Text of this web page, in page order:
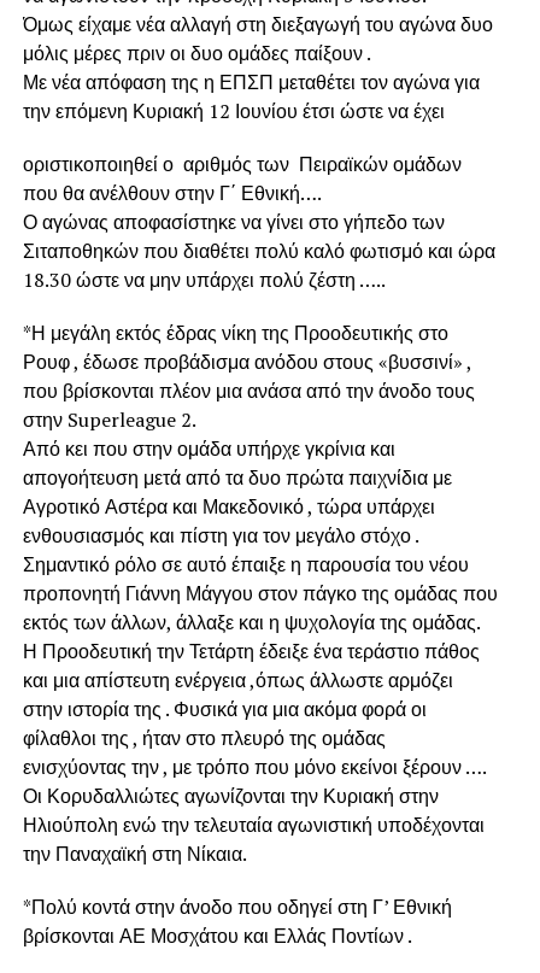
Όμως είχαμε νέα αλλαγή στη διεξαγωγή του αγώνα δυο
μόλις μέρες πριν οι δυο ομάδες παίξουν .
Με νέα απόφαση της η ΕΠΣΠ μεταθέτει τον αγώνα για
την επόμενη Κυριακή 12 Ιουνίου έτσι ώστε να έχει
οριστικοποιηθεί ο αριθμός των Πειραϊκών ομάδων
που θα ανέλθουν στην Γ΄ Εθνική….
Ο αγώνας αποφασίστηκε να γίνει στο γήπεδο των
Σιταποθηκών που διαθέτει πολύ καλό φωτισμό και ώρα
18.30 ώστε να μην υπάρχει πολύ ζέστη …..
*Η μεγάλη εκτός έδρας νίκη της Προοδευτικής στο
Ρουφ , έδωσε προβάδισμα ανόδου στους «βυσσινί» ,
που βρίσκονται πλέον μια ανάσα από την άνοδο τους
στην Superleague 2.
Από κει που στην ομάδα υπήρχε γκρίνια και
απογοήτευση μετά από τα δυο πρώτα παιχνίδια με
Αγροτικό Αστέρα και Μακεδονικό , τώρα υπάρχει
ενθουσιασμός και πίστη για τον μεγάλο στόχο .
Σημαντικό ρόλο σε αυτό έπαιξε η παρουσία του νέου
προπονητή Γιάννη Μάγγου στον πάγκο της ομάδας που
εκτός των άλλων, άλλαξε και η ψυχολογία της ομάδας.
Η Προοδευτική την Τετάρτη έδειξε ένα τεράστιο πάθος
και μια απίστευτη ενέργεια ,όπως άλλωστε αρμόζει
στην ιστορία της . Φυσικά για μια ακόμα φορά οι
φίλαθλοι της , ήταν στο πλευρό της ομάδας
ενισχύοντας την , με τρόπο που μόνο εκείνοι ξέρουν ….
Οι Κορυδαλλιώτες αγωνίζονται την Κυριακή στην
Ηλιούπολη ενώ την τελευταία αγωνιστική υποδέχονται
την Παναχαϊκή στη Νίκαια.
*Πολύ κοντά στην άνοδο που οδηγεί στη Γ’ Εθνική
βρίσκονται ΑΕ Μοσχάτου και Ελλάς Ποντίων .